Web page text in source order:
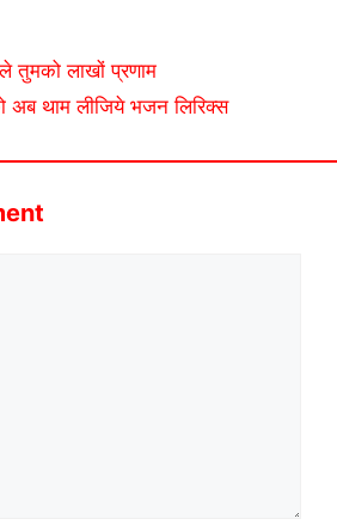
तुमको लाखों प्रणाम
अब थाम लीजिये भजन लिरिक्स